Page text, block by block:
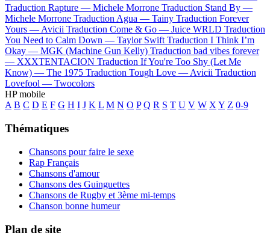
Traduction Rapture — Michele Morrone Traduction Stand By —
Michele Morrone Traduction Agua — Tainy Traduction Forever
Yours —Avicii Traduction Come & Go — Juice WRLD Traduction
You Need to Calm Down — Taylor Swift Traduction I Think I’m
Okay — MGK (Machine Gun Kelly) Traduction bad vibes forever
— XXXTENTACION Traduction If You're Too Shy (Let Me
Know) — The 1975 Traduction Tough Love —Avicii Traduction
Lovefool — Twocolors
HP mobile
A B C D E F G H I J K L M N O P Q R S T U V W XY Z 0-9
Thématiques
Chansons pour faire le sexe
Rap Français
Chansons d'amour
Chansons des Guinguettes
Chansons de Rugby et 3ème mi-temps
Chanson bonne humeur
Plan de site